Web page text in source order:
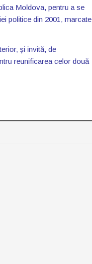
Moldova, pentru a se
politice din 2001, marcate
și invită, de
reunificarea celor două